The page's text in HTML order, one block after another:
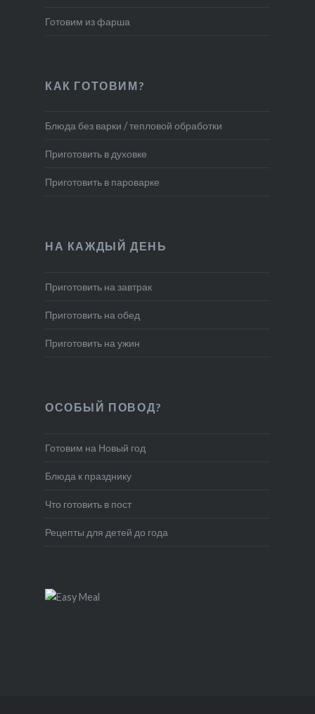
Готовим из фарша
КАК ГОТОВИМ?
Блюда без варки / тепловой обработки
Приготовить в духовке
Приготовить в пароварке
НА КАЖДЫЙ ДЕНЬ
Приготовить на завтрак
Приготовить на обед
Приготовить на ужин
ОСОБЫЙ ПОВОД?
Готовим на Новый год
Блюда к празднику
Что готовить в пост
Рецепты для детей до года